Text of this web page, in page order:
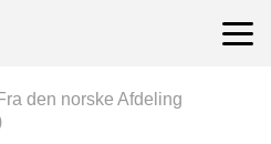
Fra den norske Afdeling